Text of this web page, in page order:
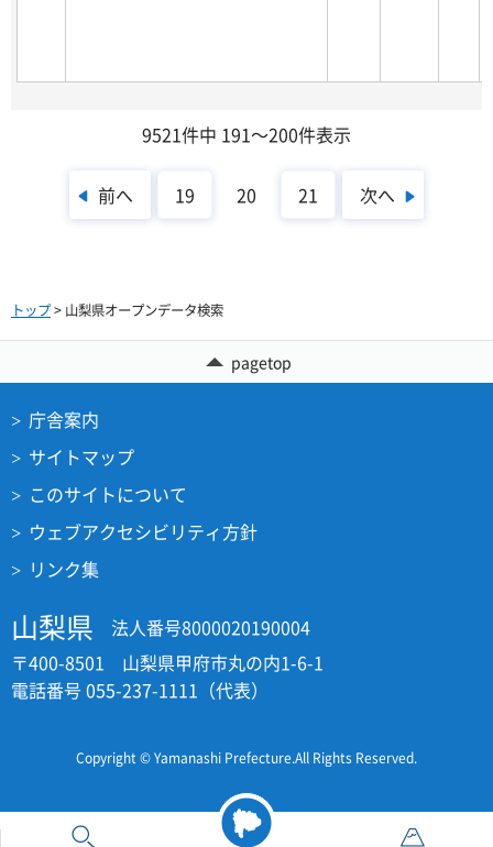
9521件中 191～200件表示
前へ 19 20 21 次へ
トップ> 山梨県オープンデータ検索
pagetop
庁舎案内
サイトマップ
このサイトについて
ウェブアクセシビリティ方針
リンク集
山梨県
法人番号8000020190004
〒400-8501 山梨県甲府市丸の内1-6-1
電話番号 055-237-1111（代表）
Copyright © Yamanashi Prefecture.All Rights Reserved.